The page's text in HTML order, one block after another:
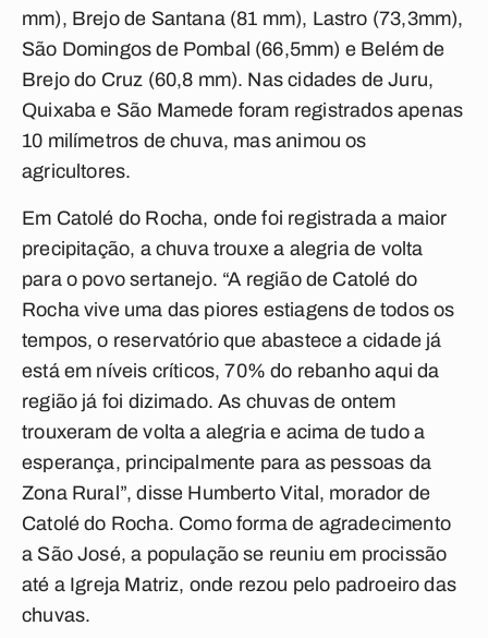
mm), Brejo de Santana (81 mm), Lastro (73,3mm),
São Domingos de Pombal (66,5mm) e Belém de
Brejo do Cruz (60,8 mm). Nas cidades de Juru,
Quixaba e São Mamede foram registrados apenas
10 milímetros de chuva, mas animou os
agricultores.
Em Catolé do Rocha, onde foi registrada a maior
precipitação, a chuva trouxe a alegria de volta
para o povo sertanejo. “A região de Catolé do
Rocha vive uma das piores estiagens de todos os
tempos, o reservatório que abastece a cidade já
está em níveis críticos, 70% do rebanho aqui da
região já foi dizimado. As chuvas de ontem
trouxeram de volta a alegria e acima de tudo a
esperança, principalmente para as pessoas da
Zona Rural”, disse Humberto Vital, morador de
Catolé do Rocha. Como forma de agradecimento
a São José, a população se reuniu em procissão
até a Igreja Matriz, onde rezou pelo padroeiro das
chuvas.